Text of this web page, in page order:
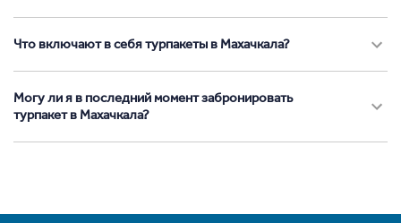
Что включают в себя турпакеты в Махачкала?
Могу ли я в последний момент забронировать
турпакет в Махачкала?